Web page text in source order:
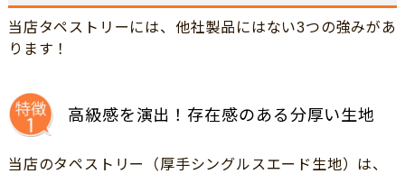
当店タペストリーには、他社製品にはない3つの強みがあ
ります！
高級感を演出！存在感のある分厚い生地
当店のタペストリー（厚手シングルスエード生地）は、